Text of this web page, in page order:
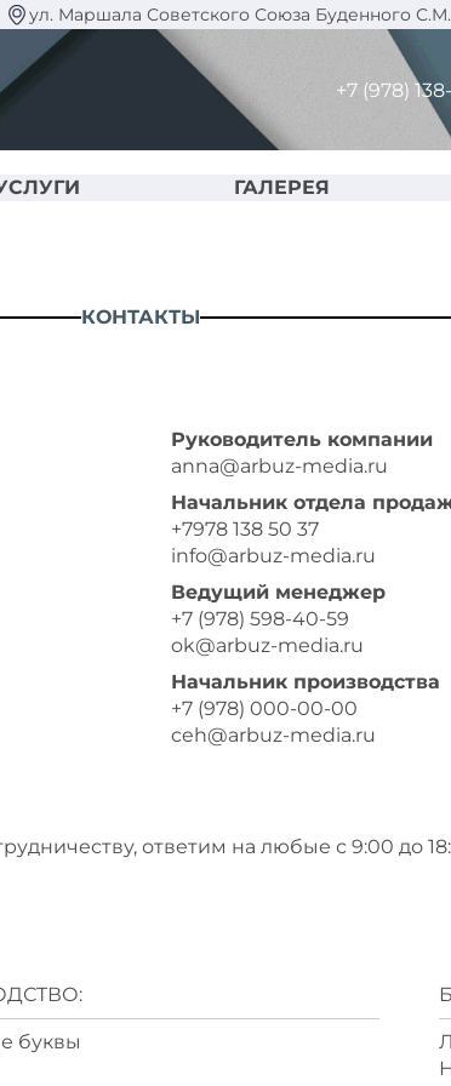
ул. Маршала Советского Союза Буденного
+7 (978)
ГАЛЕРЕЯ
КОНТАКТЫ
Руководитель компании
anna@arbuz-media.ru
Начальник отдела
+7978 138 50 37
info@arbuz-media.ru
Ведущий менеджер
+7 (978) 598-40-59
ok@arbuz-media.ru
Начальник производства
+7 (978) 000-00-00
ceh@arbuz-media.ru
ответим на любые с 9:00 до
буквы